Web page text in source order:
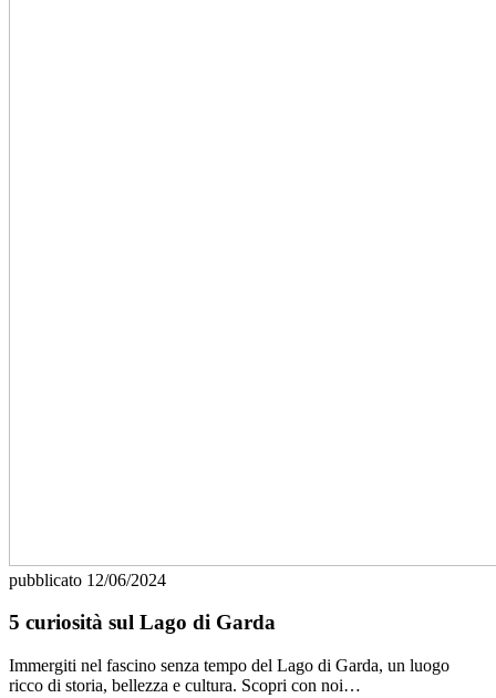
pubblicato 12/06/2024
5 curiosità sul Lago di Garda
Immergiti nel fascino senza tempo del Lago di Garda, un luogo
ricco di storia, bellezza e cultura. Scopri con noi…